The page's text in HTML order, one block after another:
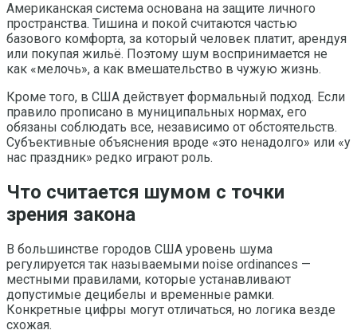
Американская система основана на защите личного
пространства. Тишина и покой считаются частью
базового комфорта, за который человек платит, арендуя
или покупая жильё. Поэтому шум воспринимается не
как «мелочь», а как вмешательство в чужую жизнь.
Кроме того, в США действует формальный подход. Если
правило прописано в муниципальных нормах, его
обязаны соблюдать все, независимо от обстоятельств.
Субъективные объяснения вроде «это ненадолго» или «у
нас праздник» редко играют роль.
Что считается шумом с точки
зрения закона
В большинстве городов США уровень шума
регулируется так называемыми noise ordinances —
местными правилами, которые устанавливают
допустимые децибелы и временные рамки.
Конкретные цифры могут отличаться, но логика везде
схожая.